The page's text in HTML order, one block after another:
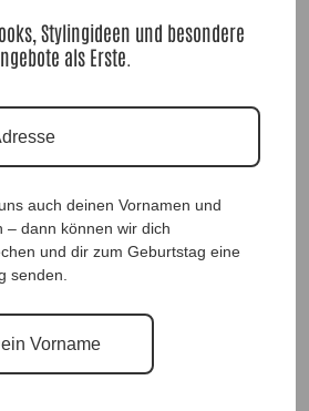
Stylingideen und besondere
als Erste.
auch deinen Vornamen und
– dann können wir dich
und dir zum Geburtstag eine
senden.